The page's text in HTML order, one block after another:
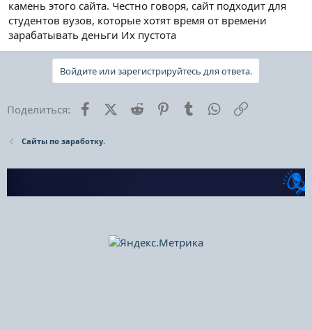
камень этого сайта. Честно говоря, сайт подходит для
студентов вузов, которые хотят время от времени
зарабатывать деньги Их пустота
Войдите или зарегистрируйтесь для ответа.
Поделиться: FacebookX (Twitter)
Reddit PinterestTumblr WhatsApp
Сайты по заработку.